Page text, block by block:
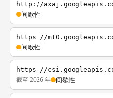
http://
间歇性
https://
间歇性
https://
截至 2026 年 间歇性